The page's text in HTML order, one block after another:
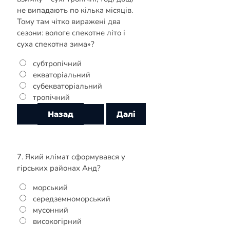
не випадають по кілька місяців.
Тому там чітко виражені два
сезони: вологе спекотне літо і
суха спекотна зима»?
субтропічний
екваторіальний
субекваторіальний
тропічний
7. Який клімат сформувався у
гірських районах Анд?
морський
середземноморський
мусонний
високогірний